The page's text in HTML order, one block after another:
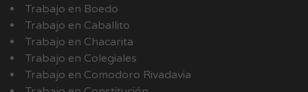
Trabajo en Boedo
Trabajo en Caballito
Trabajo en Chacarita
Trabajo en Colegiales
Trabajo en Comodoro Rivadavia